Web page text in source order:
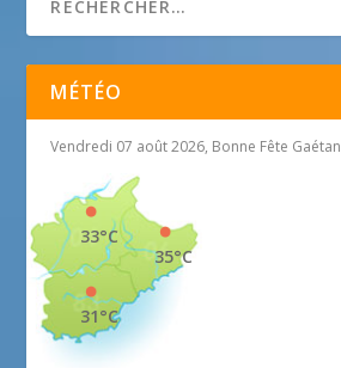
MÉTÉO
Vendredi 07 août 2026, Bonne Fête Gaétan
35°C
33°C
31°C